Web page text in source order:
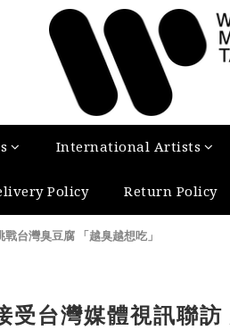
International Artists
Policy Return Policy
台灣臭豆腐 「越臭越想吃」
台灣媒體視訊聯訪